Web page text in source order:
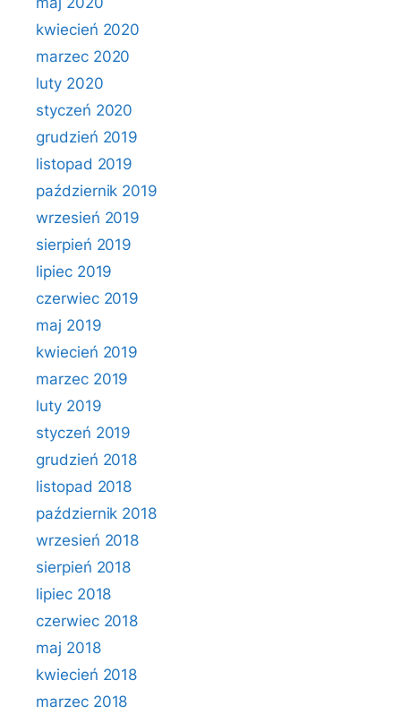
kwiecień 2020
marzec 2020
luty 2020
styczeń 2020
grudzień 2019
listopad 2019
październik 2019
wrzesień 2019
sierpień 2019
lipiec 2019
czerwiec 2019
maj 2019
kwiecień 2019
marzec 2019
luty 2019
styczeń 2019
grudzień 2018
listopad 2018
październik 2018
wrzesień 2018
sierpień 2018
lipiec 2018
czerwiec 2018
maj 2018
kwiecień 2018
marzec 2018